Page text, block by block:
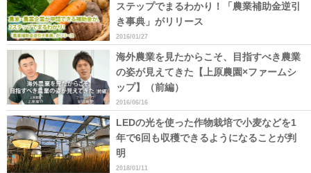
ステップでまるわかり！「農業補助金逆引
き事典」がリリース
2016/01/27
海外農業を見たからこそ、目指すべき農業
の姿が見えてきた【上原農園×ファームシ
ップ】（前編）
2016/06/16
LEDの光を使った作物栽培で小麦などを1
年で6回も収穫できるようになることが判
明
2018/01/11